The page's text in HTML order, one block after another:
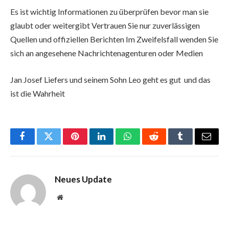
Es ist wichtig Informationen zu überprüfen bevor man sie
glaubt oder weitergibt Vertrauen Sie nur zuverlässigen
Quellen und offiziellen Berichten Im Zweifelsfall wenden Sie
sich an angesehene Nachrichtenagenturen oder Medien
Jan Josef Liefers und seinem Sohn Leo geht es gut und das
ist die Wahrheit
FacebookTwitterPinterestLinkedInWhatsAppRedditTumblrEmail
Neues Update
Website